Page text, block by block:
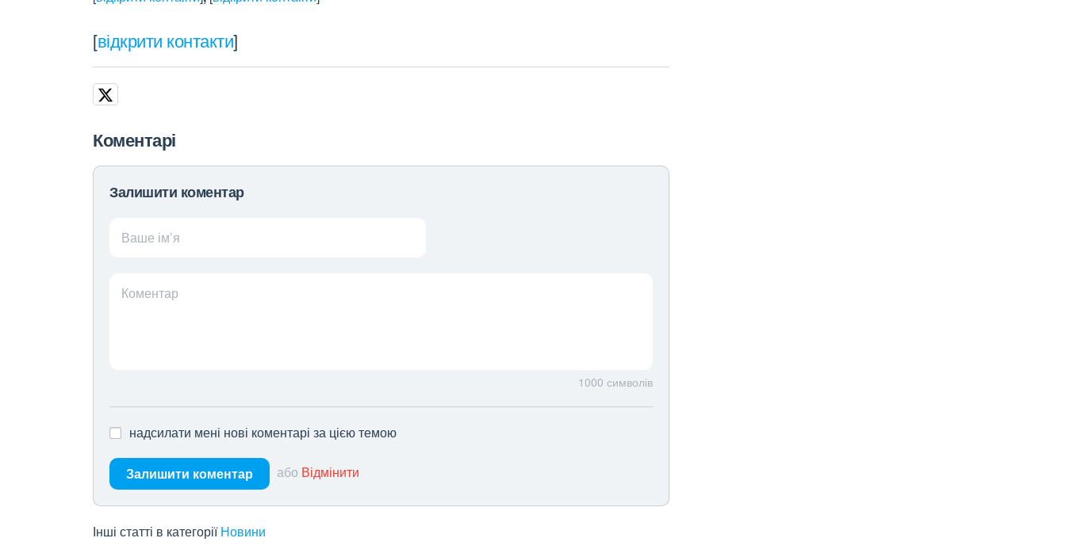
[відкрити контакти]
Коментарі
Залишити коментар
Ваше ім’я
Коментар
1000 символів
надсилати мені нові коментарі за цією темою
Залишити коментар або Відмінити
Інші статті в категорії Новини